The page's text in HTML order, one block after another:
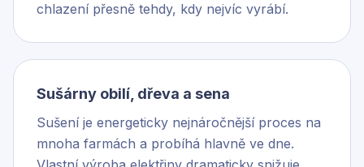
chlazení přesně tehdy, kdy nejvíc vyrábí.
Sušárny obilí, dřeva a sena
Sušení je energeticky nejnáročnější proces na
mnoha farmách a probíhá hlavně ve dne.